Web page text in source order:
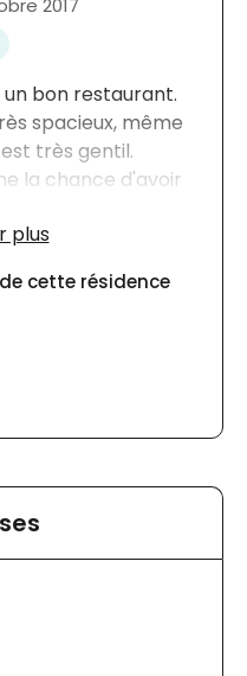
2017
un bon restaurant.
spacieux, même
très gentil.
la chance d'avoir
cette résidence